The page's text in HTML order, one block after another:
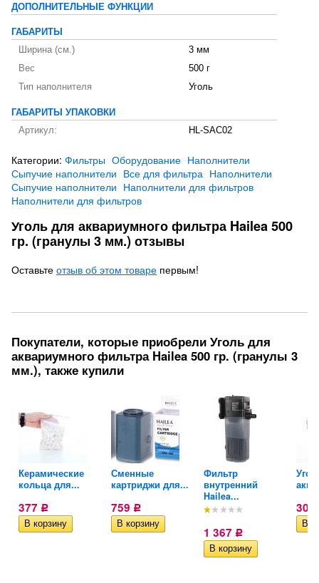
ДОПОЛНИТЕЛЬНЫЕ ФУНКЦИИ
ГАБАРИТЫ
Ширина (см.)
3 мм
Вес
500 г
Тип наполнителя
Уголь
ГАБАРИТЫ УПАКОВКИ
Артикул:
HL-SAC02
Категории: Фильтры Оборудование Наполнители
Сыпучие наполнители Все для фильтра Наполнители
Сыпучие наполнители Наполнители для фильтров
Наполнители для фильтров
Уголь для аквариумного фильтра Hailea 500
гр. (гранулы 3 мм.) отзывы
Оставьте отзыв об этом товаре первым!
Покупатели, которые приобрели Уголь для
аквариумного фильтра Hailea 500 гр. (гранулы 3
мм.), также купили
Керамические
кольца для...
377 Р
Сменные
картриджи для...
759 Р
Фильтр
внутренний
Hailea...
1 367 Р
309